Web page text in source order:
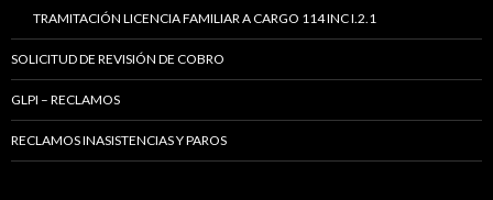
TRAMITACIÓN LICENCIA FAMILIAR A CARGO 114 INC I.2.1
SOLICITUD DE REVISIÓN DE COBRO
GLPI – RECLAMOS
RECLAMOS INASISTENCIAS Y PAROS